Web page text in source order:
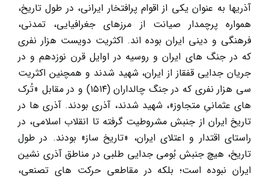
آذریها به عنوان یکی از اقوام پرافتخار ایرانی، در طول تاریخ،
همواره پرچمدار صیانت از مرزهای جغرافیایی، تمدنی،
فرهنگی و دینی ایران بوده اند. اکثریت دویست هزار نفری
که در جنگ های ایران و روسیه در اوایل قرن نوزدهم و در
جریان جدایی قفقاز از ایران، شهید شدند و همچنین اکثریت
سی هزار نفری که در جنگ چالداران (۱۵۱۴) و در مقابل «تُرک
های عثمانیِ متجاوز»، شهید شدند، آذری بودند. آذری ها در
تاریخ ایران از جنبش مشروطیت گرفته تا انقلاب اسلامی، در
راستای اقتدار و اعتلای ایران، «تاریخ ساز» بودند. در طول
تاریخ، هیچ جنبش بُومی جدایی طلبی در مناطق آذری نشین
ایران نبوده است؛ بلکه در مقاطعی حرکت های تصنعی،